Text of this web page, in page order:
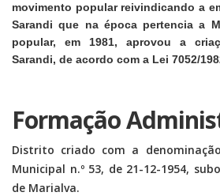
movimento popular reivindicando a
Sarandi que na época pertencia a
popular, em 1981, aprovou a
Sarandi, de acordo com a Lei 7052/
Formação
Distrito criado com a
Municipal n.º 53, de 21-12-1954,
de Marialva.